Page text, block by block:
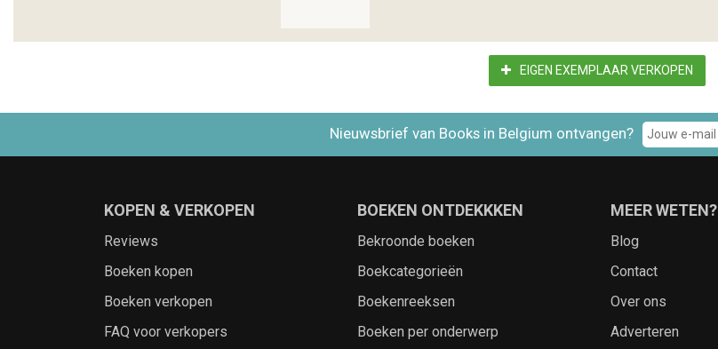
EIGEN EXEMPLAAR VERKOPEN
Nieuwsbrief van Books in Belgium ontvangen?
KOPEN & VERKOPEN
Reviews
Boeken kopen
Boeken verkopen
FAQ voor verkopers
BOEKEN ONTDEKKKEN
Bekroonde boeken
Boekcategorieën
Boekenreeksen
Boeken per onderwerp
MEER WETEN?
Blog
Contact
Over ons
Adverteren